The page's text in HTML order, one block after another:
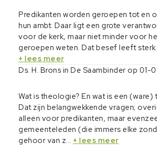
Predikanten worden geroepen tot en
hun ambt. Daar ligt een grote
voor de kerk, maar niet minder voor
geroepen weten. Dat besef leeft sterk
+ lees meer
Ds. H. Brons in De Saambinder op 01-
Wat is theologie? En wat is een
Dat zijn belangwekkende vragen;
alleen voor predikanten, maar
gemeenteleden (die immers elke
gehoor van z... + lees meer